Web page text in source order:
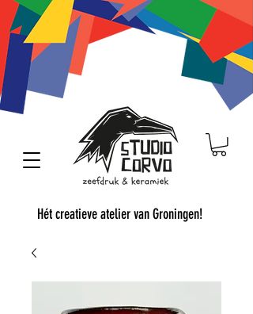
Hét creatieve atelier van Groningen!